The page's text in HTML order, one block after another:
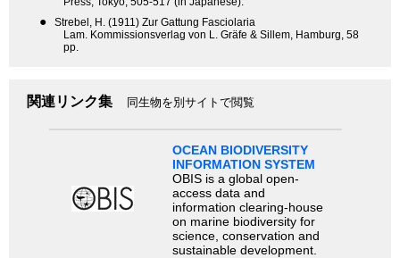
●
Strebel, H. (1911) Zur Gattung Fasciolaria
Lam. Kommissionsverlag von L. Gräfe & Sillem, Hamburg, 58
pp.
関連リンク集 同生物を別サイトで閲覧
OCEAN BIODIVERSITY
INFORMATION SYSTEM
OBIS is a global open-
access data and
information clearing-house
on marine biodiversity for
science, conservation and
sustainable development.